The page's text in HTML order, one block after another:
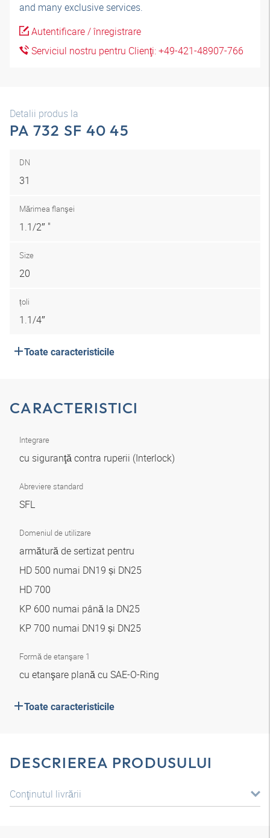
and many exclusive services.
Autentificare / înregistrare
Serviciul nostru pentru Clienţi: +49-421-48907-766
Detalii produs la
PA 732 SF 40 45
DN
31
Mărimea flanşei
1.1/2″ "
Size
20
țoli
1.1/4″
Toate caracteristicile
CARACTERISTICI
Integrare
cu siguranţă contra ruperii (Interlock)
Abreviere standard
SFL
Domeniul de utilizare
armătură de sertizat pentru
HD 500 numai DN19 și DN25
HD 700
KP 600 numai până la DN25
KP 700 numai DN19 și DN25
Formă de etanşare 1
cu etanşare plană cu SAE-O-Ring
Toate caracteristicile
DESCRIEREA PRODUSULUI
Conţinutul livrării